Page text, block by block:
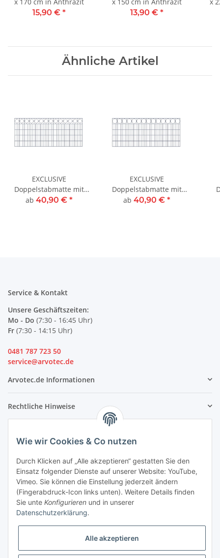
15,90 € *
13,90 € *
Ähnliche Artikel
EXCLUSIVE
Doppelstabmatte mit
Zierleiste "Karo"
ab 40,90 € *
EXCLUSIVE
Doppelstabmatte mit
Zierleiste "Ring"
ab 40,90 € *
Service & Kontakt
Unsere Geschäftszeiten:
Mo - Do (7:30 - 16:45 Uhr)
Fr (7:30 - 14:15 Uhr)
0481 787 723 50
service@arvotec.de
Arvotec.de Informationen
Rechtliche Hinweise
Wie wir Cookies & Co nutzen
Durch Klicken auf „Alle akzeptieren“ gestatten Sie den
Einsatz folgender Dienste auf unserer Website: YouTube,
Vimeo. Sie können die Einstellung jederzeit ändern
(Fingerabdruck-Icon links unten). Weitere Details finden
Sie unte Konfigurieren und in unserer
Datenschutzerklärung.
Alle akzeptieren